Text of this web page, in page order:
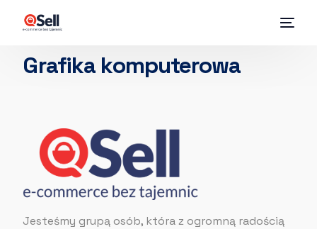
Grafika komputerowa
Jesteśmy grupą osób, która z ogromną radością